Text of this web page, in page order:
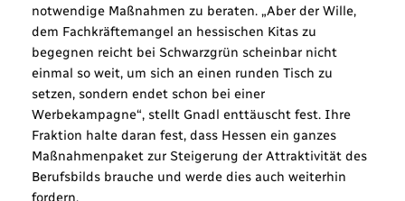
notwendige Maßnahmen zu beraten. „Aber der Wille,
dem Fachkräftemangel an hessischen Kitas zu
begegnen reicht bei Schwarzgrün scheinbar nicht
einmal so weit, um sich an einen runden Tisch zu
setzen, sondern endet schon bei einer
Werbekampagne“, stellt Gnadl enttäuscht fest. Ihre
Fraktion halte daran fest, dass Hessen ein ganzes
Maßnahmenpaket zur Steigerung der Attraktivität des
Berufsbilds brauche und werde dies auch weiterhin
fordern.